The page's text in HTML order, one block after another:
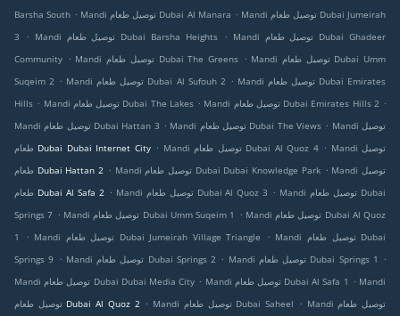
Barsha South . Mandi توصيل طعام Dubai Al Manara . Mandi توصيل طعام Dubai Jumeirah
3
. Mandi توصيل طعام Dubai Barsha Heights . Mandi توصيل طعام Dubai Ghadeer
Community . Mandi توصيل طعام Dubai The Greens . Mandi توصيل طعام Dubai Umm
Suqeim 2 . Mandi توصيل طعام Dubai Al Sufouh 2 . Mandi توصيل طعام Dubai Emirates
Hills . Mandi توصيل طعام Dubai The Lakes . Mandi توصيل طعام Dubai Emirates Hills 2 .
Mandi توصيل طعام Dubai Hattan 3 . Mandi توصيل طعام Dubai The Views . Mandi توصيل
طعام Dubai Dubai Internet City . Mandi توصيل طعام Dubai Al Quoz 4 . Mandi توصيل
طعام Dubai Hattan 2 . Mandi توصيل طعام Dubai Dubai Knowledge Park . Mandi توصيل
طعام Dubai Al Safa 2 . Mandi توصيل طعام Dubai Al Quoz 3 . Mandi توصيل طعام Dubai
Springs 7 . Mandi توصيل طعام Dubai Umm Suqeim 1 . Mandi توصيل طعام Dubai Al Quoz
1
. Mandi توصيل طعام Dubai Jumeirah Village Triangle . Mandi توصيل طعام Dubai
Springs 9
. Mandi توصيل طعام Dubai Springs 2 . Mandi توصيل طعام Dubai Springs 1
.
Mandi توصيل طعام Dubai Dubai Media City . Mandi توصيل طعام Dubai Al Safa 1 . Mandi
توصيل طعام Dubai Al Quoz 2 . Mandi توصيل طعام Dubai Saheel . Mandi توصيل طعام